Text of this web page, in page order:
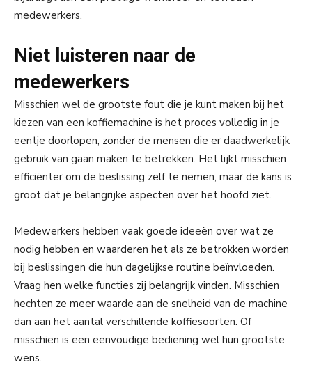
medewerkers.
Niet luisteren naar de
medewerkers
Misschien wel de grootste fout die je kunt maken bij het
kiezen van een koffiemachine is het proces volledig in je
eentje doorlopen, zonder de mensen die er daadwerkelijk
gebruik van gaan maken te betrekken. Het lijkt misschien
efficiënter om de beslissing zelf te nemen, maar de kans is
groot dat je belangrijke aspecten over het hoofd ziet.
Medewerkers hebben vaak goede ideeën over wat ze
nodig hebben en waarderen het als ze betrokken worden
bij beslissingen die hun dagelijkse routine beïnvloeden.
Vraag hen welke functies zij belangrijk vinden. Misschien
hechten ze meer waarde aan de snelheid van de machine
dan aan het aantal verschillende koffiesoorten. Of
misschien is een eenvoudige bediening wel hun grootste
wens.